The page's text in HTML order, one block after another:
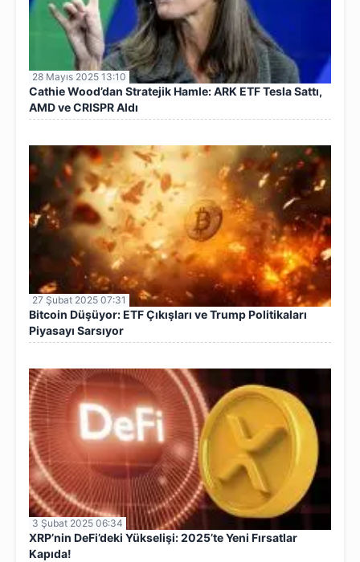
28 Mayıs 2025 13:10
Cathie Wood’dan Stratejik Hamle: ARK ETF Tesla Sattı,
AMD ve CRISPR Aldı
27 Şubat 2025 07:31
Bitcoin Düşüyor: ETF Çıkışları ve Trump Politikaları
Piyasayı Sarsıyor
3 Şubat 2025 06:34
XRP’nin DeFi’deki Yükselişi: 2025’te Yeni Fırsatlar
Kapıda!